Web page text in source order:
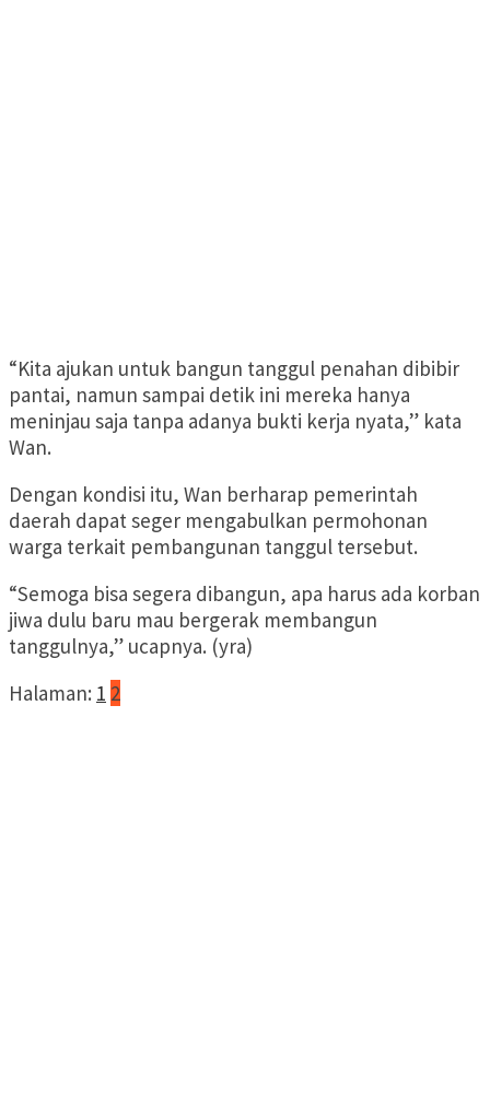
“Kita ajukan untuk bangun tanggul penahan dibibir
pantai, namun sampai detik ini mereka hanya
meninjau saja tanpa adanya bukti kerja nyata,” kata
Wan.
Dengan kondisi itu, Wan berharap pemerintah
daerah dapat seger mengabulkan permohonan
warga terkait pembangunan tanggul tersebut.
“Semoga bisa segera dibangun, apa harus ada korban
jiwa dulu baru mau bergerak membangun
tanggulnya,” ucapnya. (yra)
Halaman: 1 2